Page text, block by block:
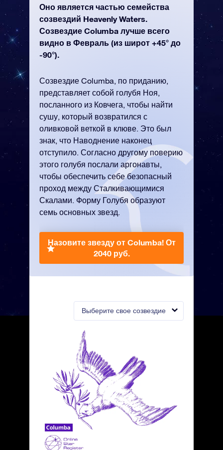
Выберите свое созвездие
Оно является частью семейства
созвездий Heavenly Waters.
Созвездие Columba лучше всего
видно в Февраль (из широт +45° до
-90°).
Созвездие Columba, по приданию,
представляет собой голубя Ноя,
посланного из Ковчега, чтобы найти
сушу, который возвратился с
оливковой веткой в клюве. Это был
знак, что Наводнение наконец
отступило. Согласно другому поверию
этого голубя послали аргонавты,
чтобы обеспечить себе безопасный
проход между Сталкивающимися
Скалами. Форму Голубя образуют
семь основных звезд.
Назовите звезду от Columba! От
2040 руб.